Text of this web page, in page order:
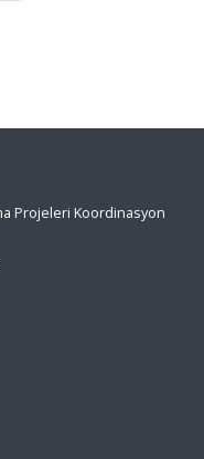
Projeleri Koordinasyon